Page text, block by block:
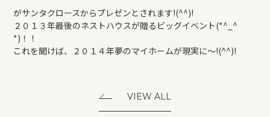
がサンタクロースからプレゼンとされます!(^^)!
２０１３年最後のネストハウスが贈るビッグイベント(*^_^
*)！！
これを聞けば、２０１４年夢のマイホームが現実に～!(^^)!
VIEW ALL